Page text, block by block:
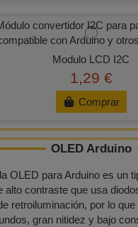
Modulo LCD I2C
1,29 €
Comprar
OLED Arduino
OLED para Arduino es un
alto contraste que usa
retroiluminación, por lo
gran nitidez y bajo